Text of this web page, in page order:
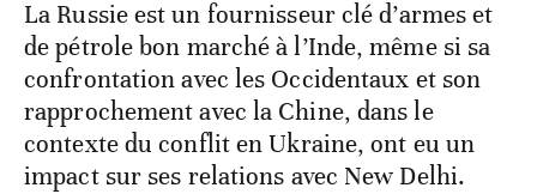
La Russie est un fournisseur clé d’armes et
de pétrole bon marché à l’Inde, même si sa
confrontation avec les Occidentaux et son
rapprochement avec la Chine, dans le
contexte du conflit en Ukraine, ont eu un
impact sur ses relations avec New Delhi.